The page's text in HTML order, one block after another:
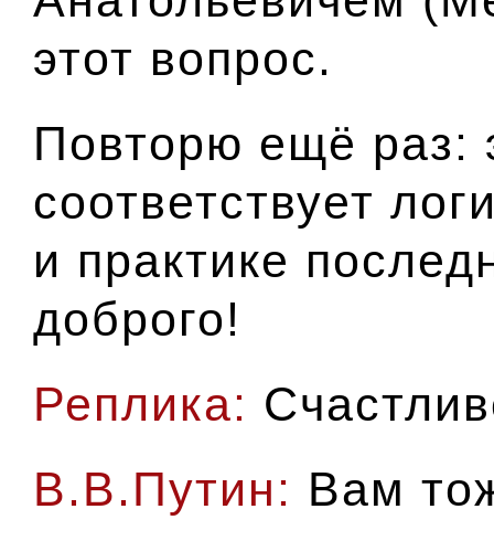
этот вопрос.
Повторю ещё раз:
соответствует
и практике
доброго!
Реплика:
В.В.Путин: Вам